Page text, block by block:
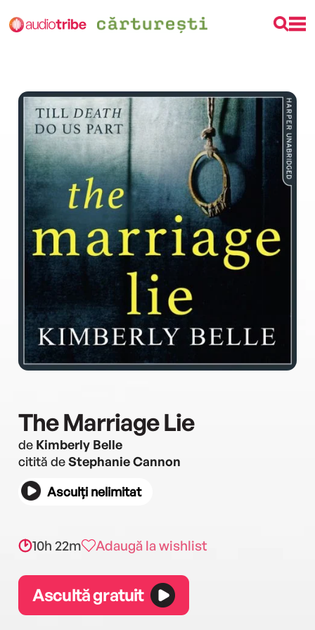
The Marriage Lie
de Kimberly Belle
citită deStephanie Cannon
Asculți nelimitat
10h 22m Adaugă la wishlist
Ascultă gratuit